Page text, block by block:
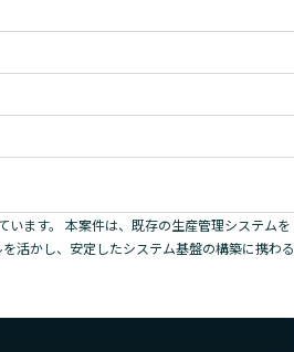
ます。 本案件は、既存の生産管理システムを
活かし、安定したシステム基盤の構築に携わる